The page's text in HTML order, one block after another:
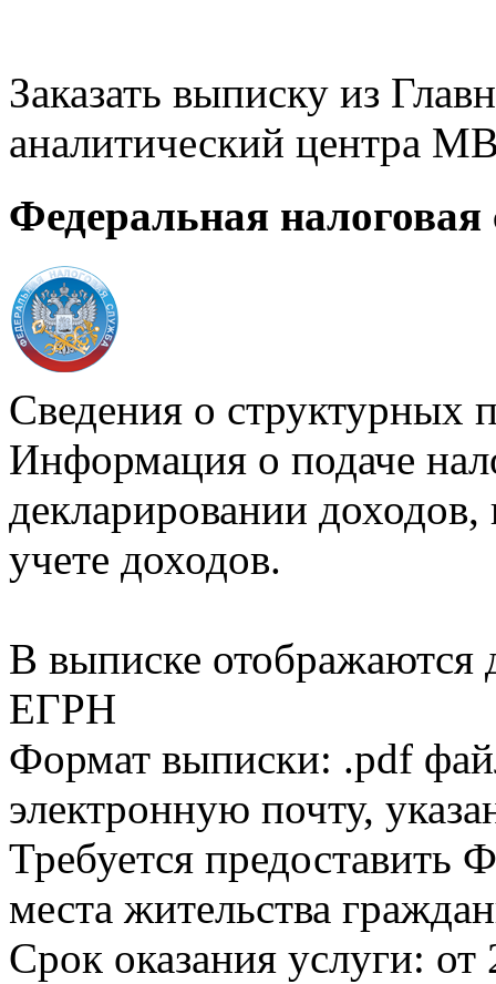
Заказать выписку из
аналитический центра
Федеральная налоговая
Сведения о структурных
Информация о подаче
декларировании доходов,
учете доходов.
В выписке
ЕГРН
Формат выписки: .pdf
электронную почту,
Требуется
места жительства
Срок оказания услуги: от